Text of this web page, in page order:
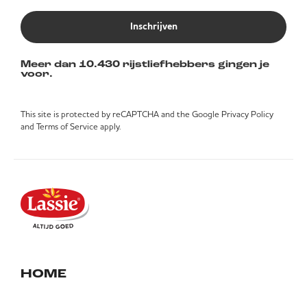
Inschrijven
Meer dan 10.430 rijstliefhebbers gingen je
voor.
This site is protected by reCAPTCHA and the Google Privacy Policy
and Terms of Service apply.
HOME